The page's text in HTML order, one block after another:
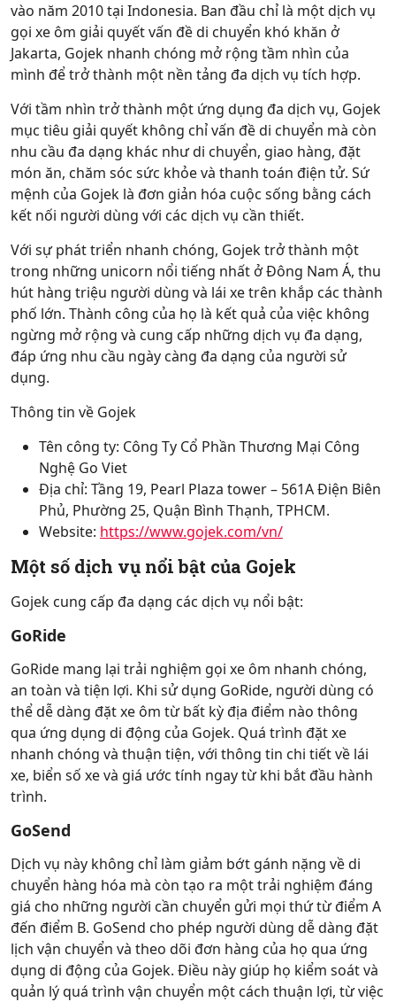
vào năm 2010 tại Indonesia. Ban đầu chỉ là một dịch vụ
gọi xe ôm giải quyết vấn đề di chuyển khó khăn ở
Jakarta, Gojek nhanh chóng mở rộng tầm nhìn của
mình để trở thành một nền tảng đa dịch vụ tích hợp.
Với tầm nhìn trở thành một ứng dụng đa dịch vụ, Gojek
mục tiêu giải quyết không chỉ vấn đề di chuyển mà còn
nhu cầu đa dạng khác như di chuyển, giao hàng, đặt
món ăn, chăm sóc sức khỏe và thanh toán điện tử. Sứ
mệnh của Gojek là đơn giản hóa cuộc sống bằng cách
kết nối người dùng với các dịch vụ cần thiết.
Với sự phát triển nhanh chóng, Gojek trở thành một
trong những unicorn nổi tiếng nhất ở Đông Nam Á, thu
hút hàng triệu người dùng và lái xe trên khắp các thành
phố lớn. Thành công của họ là kết quả của việc không
ngừng mở rộng và cung cấp những dịch vụ đa dạng,
đáp ứng nhu cầu ngày càng đa dạng của người sử
dụng.
Thông tin về Gojek
Tên công ty: Công Ty Cổ Phần Thương Mại Công
Nghệ Go Viet
Địa chỉ: Tầng 19, Pearl Plaza tower – 561A Điện Biên
Phủ, Phường 25, Quận Bình Thạnh, TPHCM.
Website: https://www.gojek.com/vn/
Một số dịch vụ nổi bật của Gojek
Gojek cung cấp đa dạng các dịch vụ nổi bật:
GoRide
GoRide mang lại trải nghiệm gọi xe ôm nhanh chóng,
an toàn và tiện lợi. Khi sử dụng GoRide, người dùng có
thể dễ dàng đặt xe ôm từ bất kỳ địa điểm nào thông
qua ứng dụng di động của Gojek. Quá trình đặt xe
nhanh chóng và thuận tiện, với thông tin chi tiết về lái
xe, biển số xe và giá ước tính ngay từ khi bắt đầu hành
trình.
GoSend
Dịch vụ này không chỉ làm giảm bớt gánh nặng về di
chuyển hàng hóa mà còn tạo ra một trải nghiệm đáng
giá cho những người cần chuyển gửi mọi thứ từ điểm A
đến điểm B. GoSend cho phép người dùng dễ dàng đặt
lịch vận chuyển và theo dõi đơn hàng của họ qua ứng
dụng di động của Gojek. Điều này giúp họ kiểm soát và
quản lý quá trình vận chuyển một cách thuận lợi, từ việc